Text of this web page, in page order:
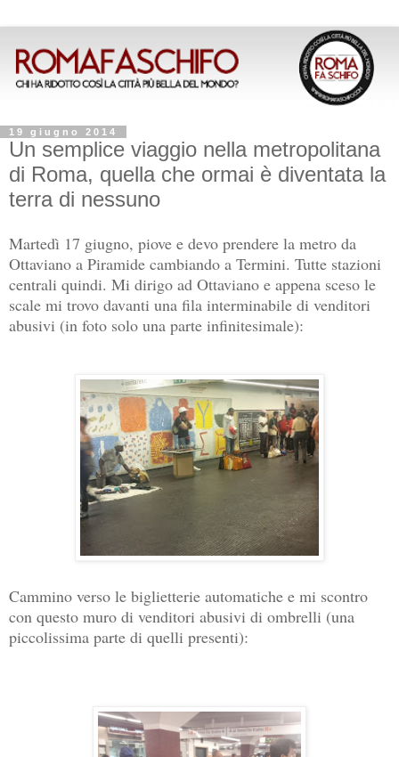
19 giugno 2014
Un semplice viaggio nella metropolitana
di Roma, quella che ormai è diventata la
terra di nessuno
Martedì 17 giugno, piove e devo prendere la metro da
Ottaviano a Piramide cambiando a Termini. Tutte stazioni
centrali quindi. Mi dirigo ad Ottaviano e appena sceso le
scale mi trovo davanti una fila interminabile di venditori
abusivi (in foto solo una parte infinitesimale):
Cammino verso le biglietterie automatiche e mi scontro
con questo muro di venditori abusivi di ombrelli (una
piccolissima parte di quelli presenti):